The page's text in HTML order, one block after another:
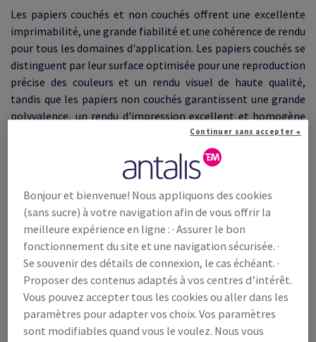
Les papiers couchés et non couchés offrent une excellente
imprimabilité, une grande fiabilité et une cohérence de rendu
pour tous les domaines d'application. Les papiers couchés se
distinguent par leur surface optimisée pour une reproduction
précise des couleurs et un rendu visuel de haute qualité,
tandis que les papiers non couchés garantissent une grande
polyvalence, un rendu d'impression excellent et homogène
adapté à de nombreux usages. Cette sélection de marques
répond aux exigences les plus élevées en assurant des
performances constantes et une finition irréprochable sur
une large variété d’applications. Laissez-vous surprendre par
notre offre.
Bonjour et bienvenue! Nous appliquons des cookies
(sans sucre) à votre navigation afin de vous offrir la
meilleure expérience en ligne : · Assurer le bon
fonctionnement du site et une navigation sécurisée. ·
Se souvenir des détails de connexion, le cas échéant. ·
Proposer des contenus adaptés à vos centres d’intérêt.
Vous pouvez accepter tous les cookies ou aller dans les
paramètres pour adapter vos choix. Vos paramètres
sont modifiables quand vous le voulez. Nous vous
Continuer sans accepter →